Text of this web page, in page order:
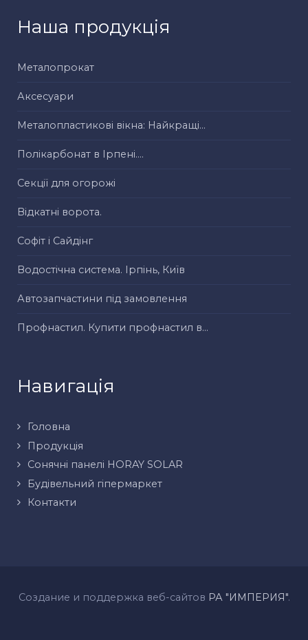
Наша продукція
Металопрокат
Аксесуари
Металопластикові вікна: Найкращі...
Полікарбонат в Ірпені....
Секції для огорожі
Відкатні ворота.
Софіт і Сайдінг
Водостічна система. Ірпінь, Київ
Автозапчастини під замовлення
Профнастил. Купити профнастил в...
Навигація
Головна
Продукція
Сонячні панелі HORAY SOLAR
Будівельний гіпермаркет
Контакти
Создание и поддержка веб-сайтов РА "ИМПЕРИЯ".